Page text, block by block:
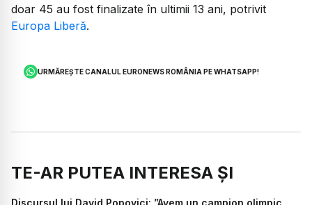
doar 45 au fost finalizate în ultimii 13 ani, potrivit
Europa Liberă.
URMĂREȘTE CANALUL EURONEWS ROMÂNIA PE WHATSAPP!
TE-AR PUTEA INTERESA ȘI